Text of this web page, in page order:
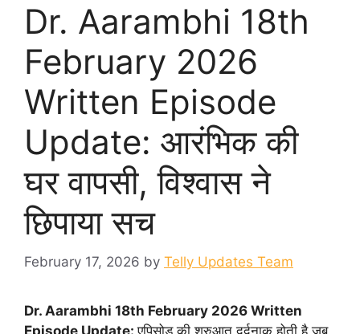
Dr. Aarambhi 18th
February 2026
Written Episode
Update: आरंभिक की
घर वापसी, विश्वास ने
छिपाया सच
February 17, 2026 by Telly Updates Team
Dr. Aarambhi 18th February 2026 Written
Episode Update:एपिसोड की शुरुआत दर्दनाक होती है जब